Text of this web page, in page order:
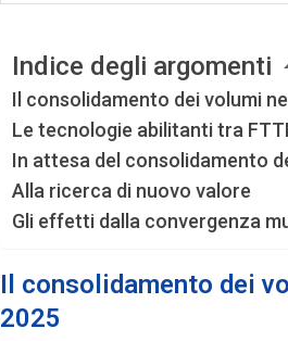
Indice degli argomenti
Il consolidamento dei volumi
Le tecnologie abilitanti tra
In attesa del consolidamento
Alla ricerca di nuovo valore
Gli effetti dalla convergenza
Il consolidamento dei
2025